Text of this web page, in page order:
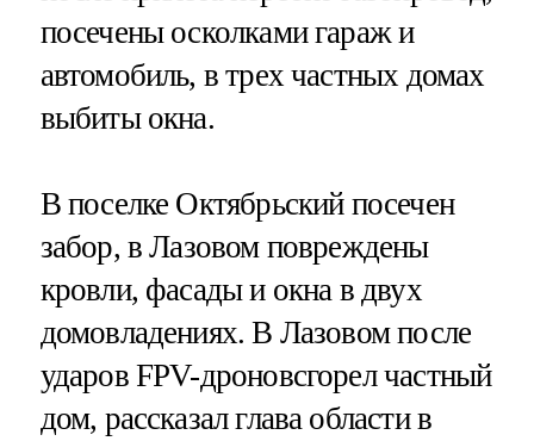
посечены осколками гараж и
автомобиль, в трех частных домах
выбиты окна.
В поселке Октябрьский посечен
забор, в Лазовом повреждены
кровли, фасады и окна в двух
домовладениях. В Лазовом после
ударов FPV-дроновсгорел частный
дом, рассказал глава области в